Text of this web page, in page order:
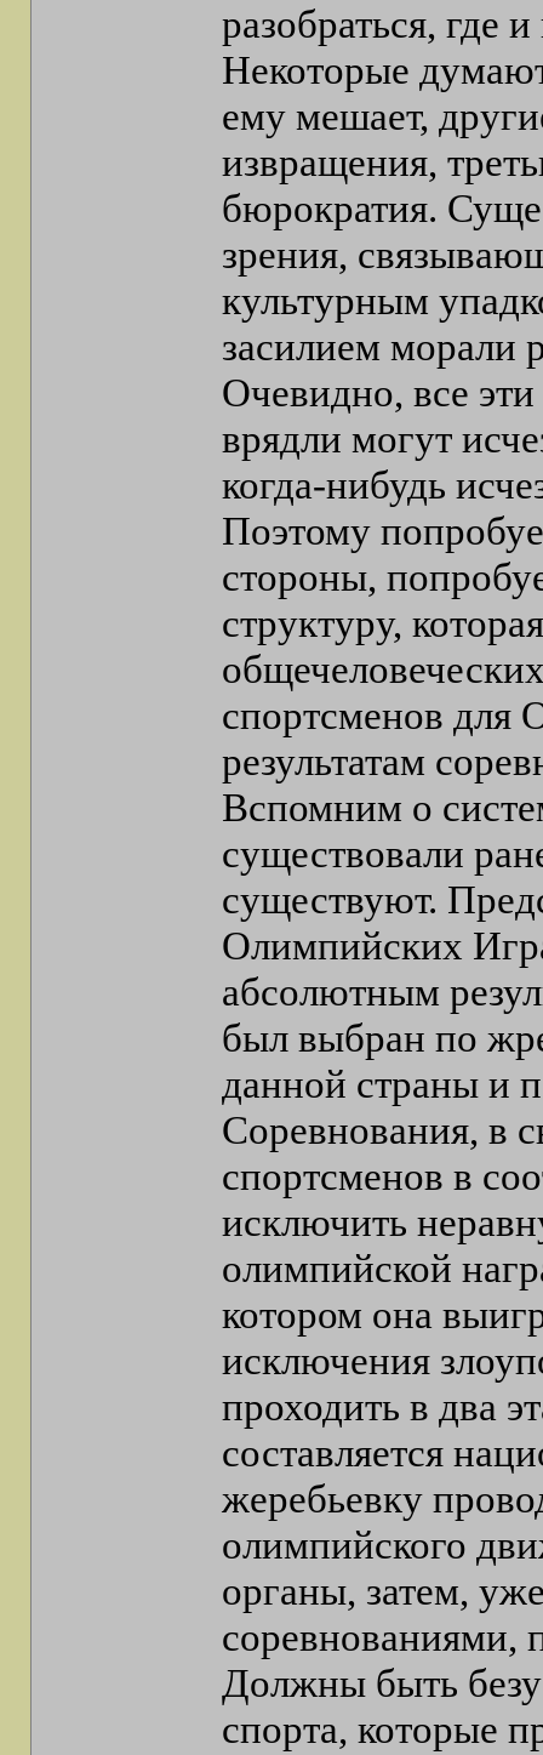
разобраться, где
Некоторые
ему мешает,
извращения,
бюрократия.
зрения,
культурным
засилием морали
Очевидно, все
врядли могут
когда-нибудь
Поэтому
стороны,
структуру,
спортсменов для
результатам
Вспомним о
существовали
существуют.
Олимпийских
абсолютным
был выбран по
данной страны и
Соревнования, в
спортсменов в
исключить
олимпийской
котором она
исключения
проходить в два
составляется
жеребьевку
олимпийского
органы, затем,
соревнованиями,
Должны быть
спорта, которые